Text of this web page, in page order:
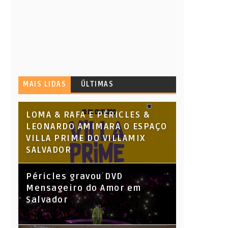
MAIS LIDAS ÚLTIMAS
LOMA & RAFA E PÉRICLES &
LEONARDO AMIMARA O ESPAÇO
VILLA PRIME DO VILLAMIX
SALVADOR
Péricles gravou DVD
Mensageiro do Amor em
Salvador